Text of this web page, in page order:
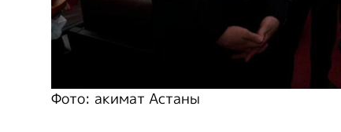
Фото: акимат Астаны